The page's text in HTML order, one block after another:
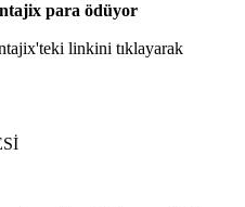
para ödüyor
linkini tıklayarak